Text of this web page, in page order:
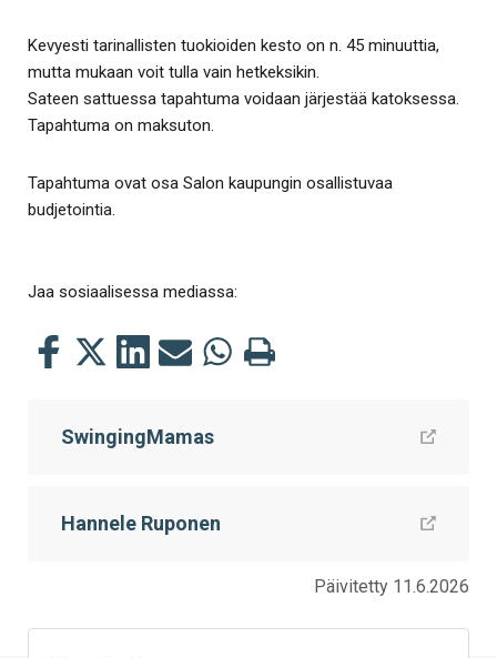
Kevyesti tarinallisten tuokioiden kesto on n. 45 minuuttia,
mutta mukaan voit tulla vain hetkeksikin.
Sateen sattuessa tapahtuma voidaan järjestää katoksessa.
Tapahtuma on maksuton.
Tapahtuma ovat osa Salon kaupungin osallistuvaa
budjetointia.
Jaa sosiaalisessa mediassa:
Jaa
Jaa
Jaa Jaa Jaa Tulosta
SwingingMamas
Hannele Ruponen
Päivitetty 11.6.2026